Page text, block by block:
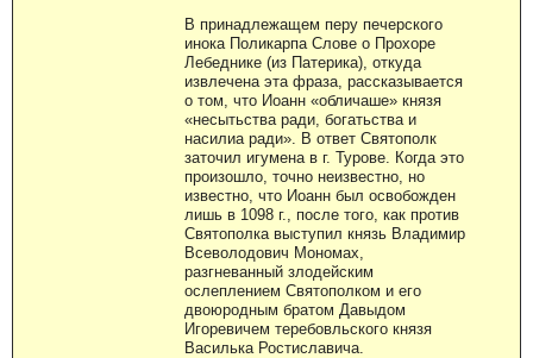
В принадлежащем перу печерского
инока Поликарпа Слове о Прохоре
Лебеднике (из Патерика), откуда
извлечена эта фраза, рассказывается
о том, что Иоанн «обличаше» князя
«несытьства ради, богатьства и
насилиа ради». В ответ Святополк
заточил игумена в г. Турове. Когда это
произошло, точно неизвестно, но
известно, что Иоанн был освобожден
лишь в 1098 г., после того, как против
Святополка выступил князь Владимир
Всеволодович Мономах,
разгневанный злодейским
ослеплением Святополком и его
двоюродным братом Давыдом
Игоревичем теребовльского князя
Василька Ростиславича.